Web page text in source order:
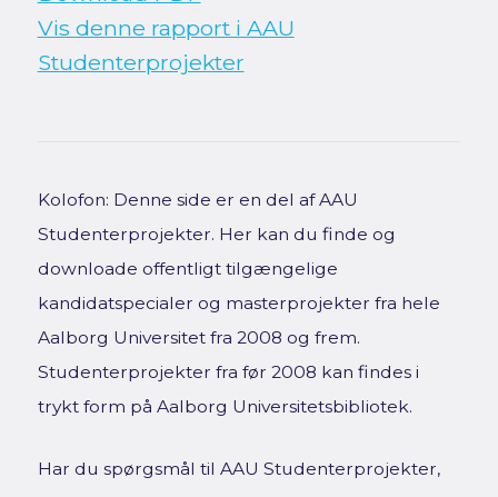
Vis denne rapport i AAU
Studenterprojekter
Kolofon: Denne side er en del af AAU
Studenterprojekter. Her kan du finde og
downloade offentligt tilgængelige
kandidatspecialer og masterprojekter fra hele
Aalborg Universitet fra 2008 og frem.
Studenterprojekter fra før 2008 kan findes i
trykt form på Aalborg Universitetsbibliotek.
Har du spørgsmål til AAU Studenterprojekter,